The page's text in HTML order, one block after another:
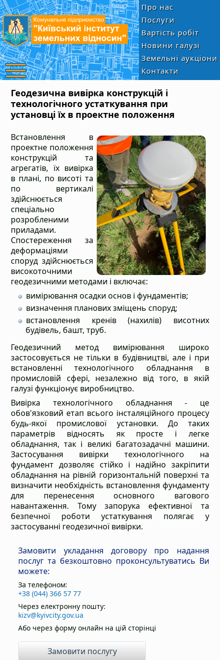
Про нас
Послуги
Вартість робіт
Новини галузі
Земельні аукціони
Контакти
Геодезична вивірка конструкцій і
технологічного устаткування при
установці їх в проектне положення
Встановлення в
проектне положення
конструкцій та
агрегатів, їх вивірка
в плані, по висоті та
по вертикалі
здійснюється
спеціально
розробленими
приладами.
Спостереження за
деформаціями
споруд здійснюється
високоточними
геодезичними методами і включає:
вимірювання осадки основ і фундаментів;
визначення планових зміщень споруд;
встановлення кренів (нахилів) висотних
будівель, башт, труб.
Геодезичний метод вимірювання широко
застосовується не тільки в будівництві, але і при
встановленні технологічного обладнання в
промисловій сфері, незалежно від того, в якій
галузі функціонує виробництво.
Вивірка технологічного обладнання - це
обов'язковий етап всього інсталяційного процесу
будь-якої промислової установки. До таких
параметрів відносять як просте і легке
обладнання, так і великі багатозадачні машини.
Застосування вивірки технологічного на
фундамент дозволяє стійко і надійно закріпити
обладнання на рівній горизонтальній поверхні та
визначити необхідність встановлення фундаменту
для перенесення основного вагового
навантаження. Тому запорука ефективної та
безпечної роботи устаткування полягає у
застосуванні геодезичної вивірки.
Замовити укладання договору про надання
послуг та безкоштовно проконсультуватись Ви
можете:
За телефоном:
+38 (044) 366 57 77
Через електронну пошту:
kizv@kyivcity.gov.ua
Або через форму онлайн на цій сторінці
Замовити послугу